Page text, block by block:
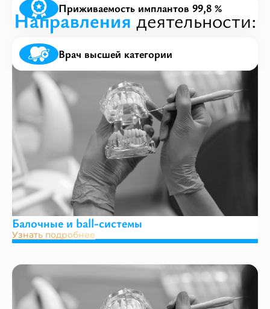
Приживаемость имплантов 99,8 %
Врач высшей категории
Направлениядеятельности:
Балочные и ball-системы
Узнать подробнее